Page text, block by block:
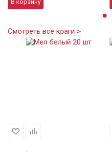
В корзину
Смотреть все краги >